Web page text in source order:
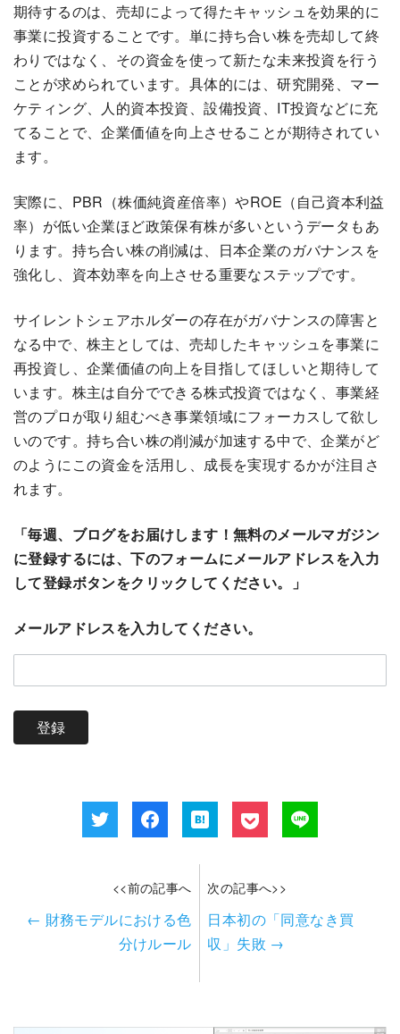
期待するのは、売却によって得たキャッシュを効果的に
事業に投資することです。単に持ち合い株を売却して終
わりではなく、その資金を使って新たな未来投資を行う
ことが求められています。具体的には、研究開発、マー
ケティング、人的資本投資、設備投資、IT投資などに充
てることで、企業価値を向上させることが期待されてい
ます。
実際に、PBR（株価純資産倍率）やROE（自己資本利益
率）が低い企業ほど政策保有株が多いというデータもあ
ります。持ち合い株の削減は、日本企業のガバナンスを
強化し、資本効率を向上させる重要なステップです。
サイレントシェアホルダーの存在がガバナンスの障害と
なる中で、株主としては、売却したキャッシュを事業に
再投資し、企業価値の向上を目指してほしいと期待して
います。株主は自分でできる株式投資ではなく、事業経
営のプロが取り組むべき事業領域にフォーカスして欲し
いのです。持ち合い株の削減が加速する中で、企業がど
のようにこの資金を活用し、成長を実現するかが注目さ
れます。
「毎週、ブログをお届けします！無料のメールマガジン
に登録するには、下のフォームにメールアドレスを入力
して登録ボタンをクリックしてください。」
メールアドレスを入力してください。
<<前の記事へ
← 財務モデルにおける色
分けルール
次の記事へ>>
日本初の「同意なき買
収」失敗 →